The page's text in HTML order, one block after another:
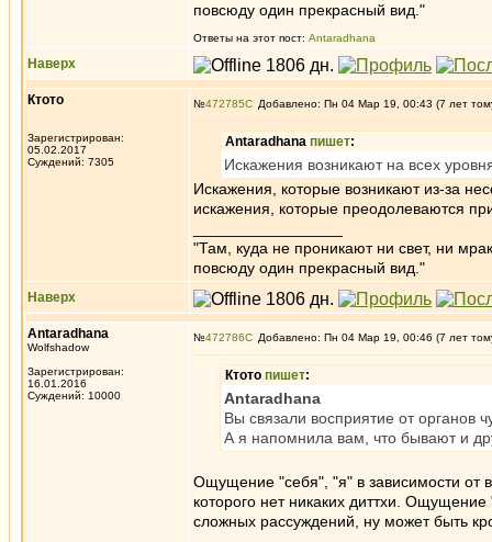
повсюду один прекрасный вид."
Ответы на этот пост: Antaradhana
Наверх
Ктото
Зарегистрирован:
05.02.2017
Суждений: 7305
№472785 Добавлено: Пн 04 Мар 19, 00:43 (7 лет
Antaradhana пишет:
Искажения возникают на всех
Искажения, которые возникают из-за
искажения, которые преодолеваются
"Там, куда не проникают ни свет, ни
повсюду один прекрасный вид."
Наверх
Antaradhana
Wolfshadow
Зарегистрирован:
16.01.2016
Суждений: 10000
№472786 Добавлено: Пн 04 Мар 19, 00:46 (7 лет
Ктото пишет:
Antaradhana
Вы связали восприятие от органов
А я напомнила вам, что бывают и
Ощущение "себя", "я" в зависимости от
которого нет никаких диттхи. Ощущение
сложных рассуждений, ну может быть